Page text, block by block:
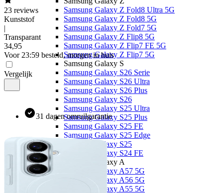
Samsung Galaxy Z Fold8 Ultra 5G
Samsung Galaxy Z Fold8 5G
Samsung Galaxy Z Fold7 5G
Samsung Galaxy Z Flip8 5G
Samsung Galaxy Z Flip7 FE 5G
Samsung Galaxy Z Flip7 5G
Samsung Galaxy S
Samsung Galaxy S26 Serie
Samsung Galaxy S26 Ultra
Samsung Galaxy S26 Plus
Samsung Galaxy S26
Samsung Galaxy S25 Ultra
Samsung Galaxy S25 Plus
Samsung Galaxy S25 FE
Samsung Galaxy S25 Edge
Samsung Galaxy S25
Samsung Galaxy S24 FE
Samsung Galaxy A
Samsung Galaxy A57 5G
Samsung Galaxy A56 5G
Samsung Galaxy A55 5G
23 reviews
Kunststof
|
Transparant
34,95
Voor 23:59 besteld, morgen in huis
Vergelijk
31 dagen omruilgarantie